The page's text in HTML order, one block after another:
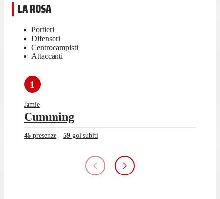
LA ROSA
Portieri
Difensori
Centrocampisti
Attaccanti
1
Jamie
Cumming
46 presenze 59 gol subiti